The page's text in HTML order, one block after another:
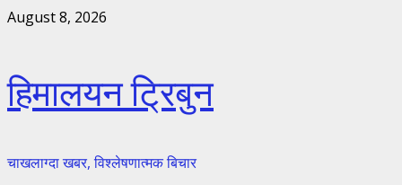
Skip
August 8, 2026
हिमालयन ट्रिबुन
चाखलाग्दा खबर, विश्लेषणात्मक बिचार